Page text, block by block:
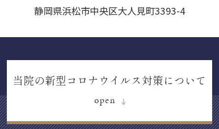
静岡県浜松市中央区大人見町3393-4
当院の新型コロナウイルス対策について